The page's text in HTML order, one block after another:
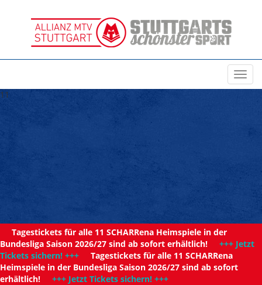
11
Tagestickets für alle 11 SCHARRena Heimspiele in der
Bundesliga Saison 2026/27 sind ab sofort erhältlich! +++ Jetzt
Tickets sichern! +++ Tagestickets für alle 11 SCHARRena
Heimspiele in der Bundesliga Saison 2026/27 sind ab sofort
erhältlich! +++ Jetzt Tickets sichern! +++